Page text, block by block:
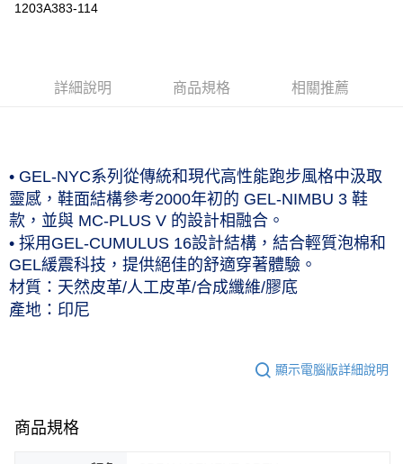
臺灣中小企業銀行
玉山商業銀行
星展（台灣）商業銀行
付款後全家取貨(僅限台灣本島，離島恕不配送) 預計5-7個工
付款後萊爾富取貨(僅限台灣本島，離島恕不配送) 預計5-7個
付款後7-11取貨(僅限台灣本島，離島恕不配送) 預計5-7個工
作天到貨
每筆NT$60，滿NT$1,000(含以上)免運費
黑貓宅急便 (僅限台灣本島，離島恕不配送) 預計2-3個工作天到貨
每筆NT$120，滿NT$1,500(含以上)免運費
1203A383-114
詳細說明 商品規格 相關推薦
• GEL-NYC系列從傳統和現代高性能跑步風格中汲取
靈感，鞋面結構參考2000年初的 GEL-NIMBU 3 鞋
款，並與 MC-PLUS V 的設計相融合。
• 採用GEL-CUMULUS 16設計結構，結合輕質泡棉和
GEL緩震科技，提供絕佳的舒適穿著體驗。
材質：天然皮革/人工皮革/合成纖維/膠底
產地：印尼
顯示電腦版詳細說明
商品規格